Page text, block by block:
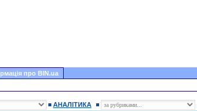
про BIN.ua
АНАЛІТИКА